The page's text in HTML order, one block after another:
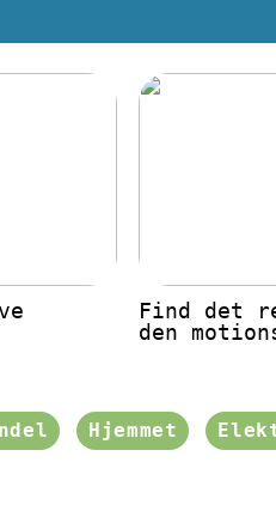
Find det
den
Hjemmet